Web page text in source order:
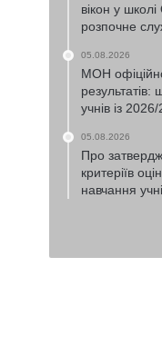
вікон у
розпочне
05.08.2026
МОН
результатів:
учнів із
05.08.2026
Про
критеріїв
навчання